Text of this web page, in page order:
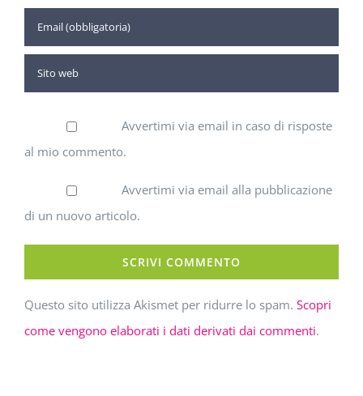
Avvertimi via email in caso di risposte
al mio commento.
Avvertimi via email alla pubblicazione
di un nuovo articolo.
Questo sito utilizza Akismet per ridurre lo spam. Scopri
come vengono elaborati i dati derivati dai commenti.